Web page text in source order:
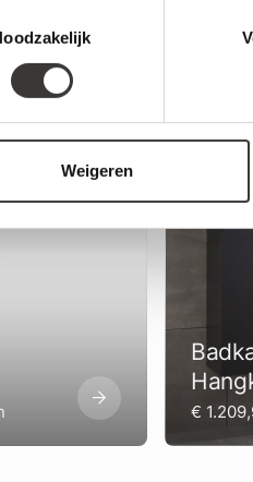
Weigeren
€